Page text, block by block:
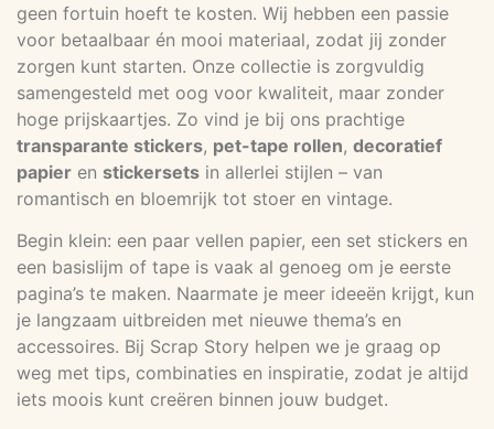
geen fortuin hoeft te kosten. Wij hebben een passie
voor betaalbaar én mooi materiaal, zodat jij zonder
zorgen kunt starten. Onze collectie is zorgvuldig
samengesteld met oog voor kwaliteit, maar zonder
hoge prijskaartjes. Zo vind je bij ons prachtige
transparante stickers, pet-tape rollen, decoratief
papier en stickersets in allerlei stijlen – van
romantisch en bloemrijk tot stoer en vintage.
Begin klein: een paar vellen papier, een set stickers en
een basislijm of tape is vaak al genoeg om je eerste
pagina’s te maken. Naarmate je meer ideeën krijgt, kun
je langzaam uitbreiden met nieuwe thema’s en
accessoires. Bij Scrap Story helpen we je graag op
weg met tips, combinaties en inspiratie, zodat je altijd
iets moois kunt creëren binnen jouw budget.